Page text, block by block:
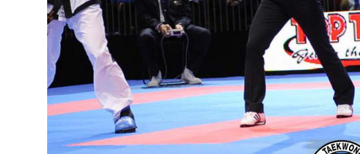
V
E
D
O